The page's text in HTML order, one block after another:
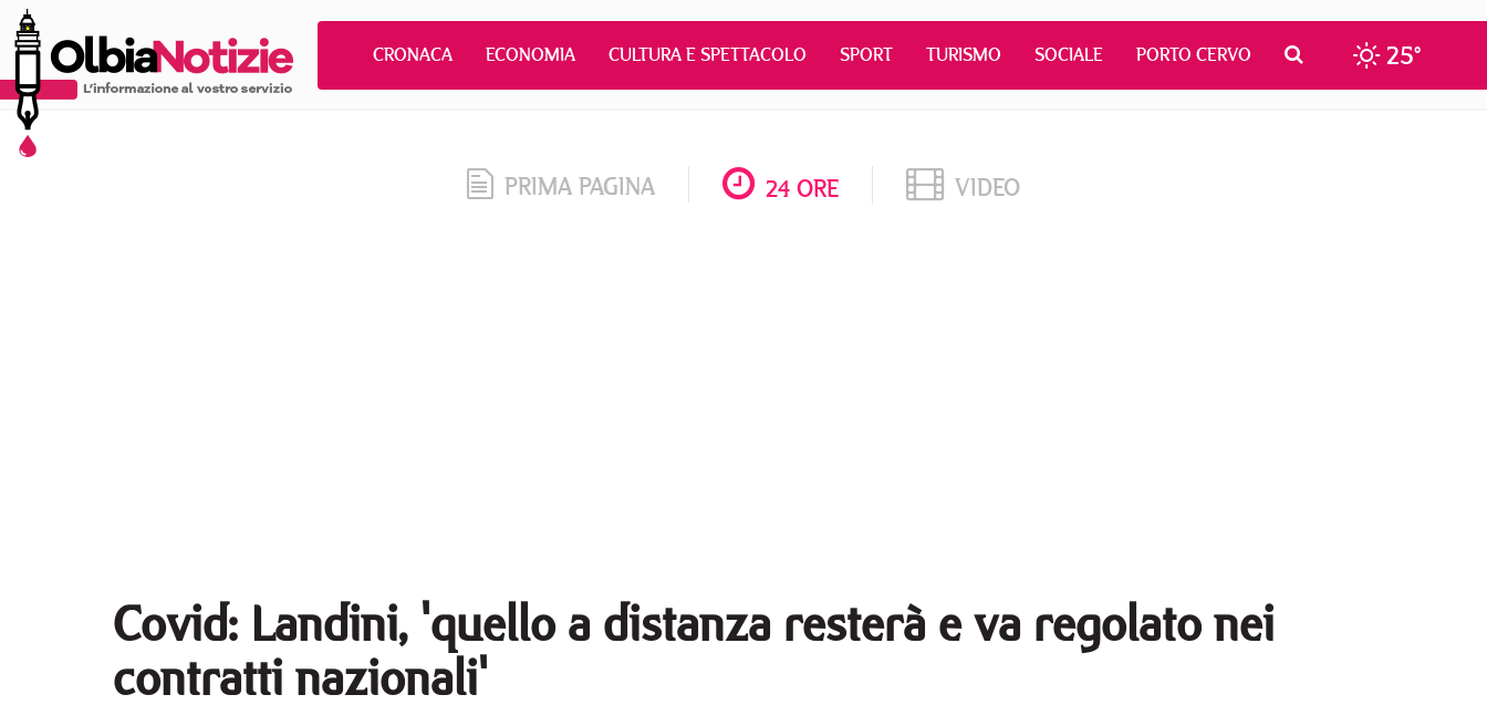
CRONACA ECONOMIA CULTURA E SPETTACOLO SPORT TURISMO SOCIALE PORTO CERVO 25°
PRIMA PAGINA 24 ORE VIDEO
Covid: Landini, 'quello a distanza resterà e va regolato nei
contratti nazionali'